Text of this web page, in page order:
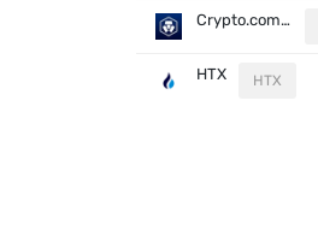
Crypto.com Exchange
HTX HTX